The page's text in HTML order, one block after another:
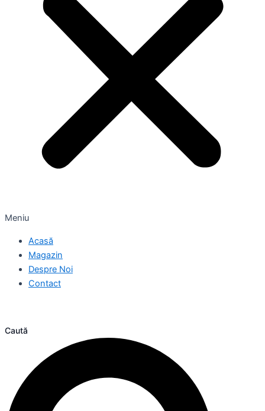
Meniu
Acasă
Magazin
Despre Noi
Contact
Caută